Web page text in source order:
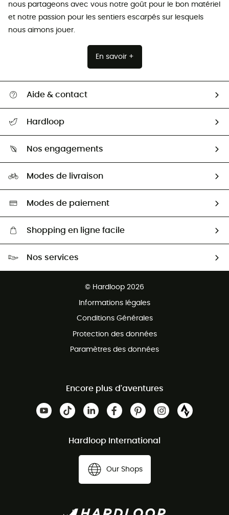
nous partageons avec vous notre goût pour le bon matériel
et notre passion pour les sentiers escarpés sur lesquels
nous aimons jouer.
En savoir +
Aide & contact
Guide des tailles
Seconde Main
Aide & Contact
Hardloop
HardGuides
Nos engagements
Sélection éco-responsable
Modes de livraison
Modes de paiement
Shopping en ligne facile
Nos services
© Hardloop 2026
Informations légales
Conditions Générales
Protection des données
Paramètres des données
Encore plus d'aventures
Hardloop International
Our Shops